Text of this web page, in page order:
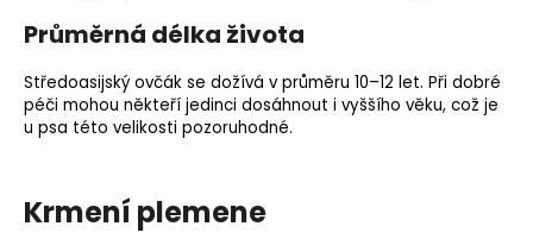
Průměrná délka života
Středoasijský ovčák se dožívá v průměru 10–12 let. Při dobré
péči mohou někteří jedinci dosáhnout i vyššího věku, což je
u psa této velikosti pozoruhodné.
Krmení plemene